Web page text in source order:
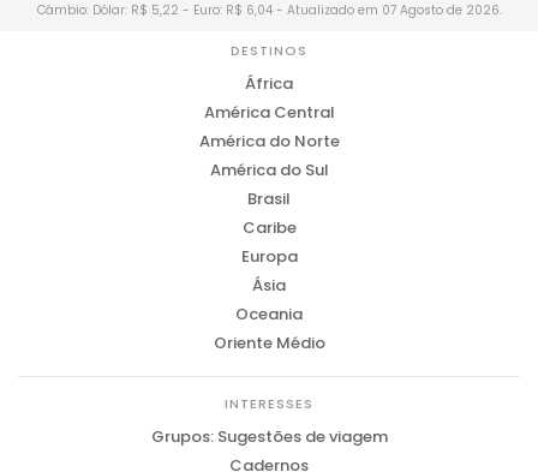
Câmbio: Dólar: R$ 5,22 - Euro: R$ 6,04 - Atualizado em 07 Agosto de 2026.
DESTINOS
África
América Central
América do Norte
América do Sul
Brasil
Caribe
Europa
Ásia
Oceania
Oriente Médio
INTERESSES
Grupos: Sugestões de viagem
Cadernos